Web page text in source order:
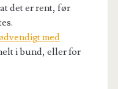
det er rent, før
med
i bund, eller for